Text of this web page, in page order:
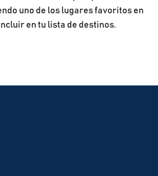
uno de los lugares favoritos en
en tu lista de destinos.